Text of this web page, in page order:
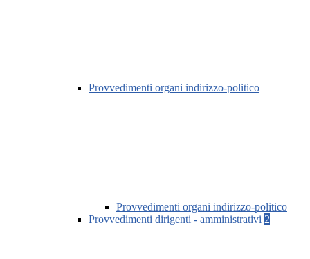
Provvedimenti organi indirizzo-politico
Provvedimenti organi indirizzo-politico
Provvedimenti dirigenti - amministrativi 2